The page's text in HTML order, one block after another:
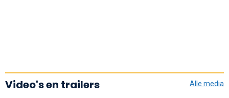
Video's en trailers Alle media